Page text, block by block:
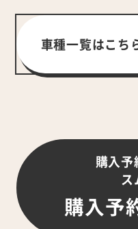
車種一覧はこち
購入予
ス
購入予